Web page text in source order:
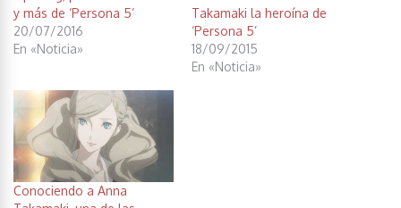
y más de ‘Persona 5’
20/07/2016
En «Noticia»
Takamaki la heroína de
‘Persona 5’
18/09/2015
En «Noticia»
Conociendo a Anna